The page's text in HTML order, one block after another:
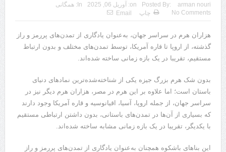
Posted By: arman nouri
on: آوریل 06, 2025 In: همگانی
No Comments
چاپ Email
هزاران هرم در سراسر جهان، به‌عنوان یادگاری از تمدن‌های پررمز و راز
گذشته، از اروپا تا قاره آمریکا، توسط تمدن‌های مختلف و بدون ارتباط
مستقیم، تقریبا در یک بازه زمانی ساخته شده‌اند.
بدون شک هرم بزرگ جیزه یکی از شناخته‌شده‌ترین نمادهای دنیای
باستان است؛ اما علاوه بر این هرم در مصر، هزاران هرم دیگر نیز در
سراسر جهان، از جمله اروپا، آسیا، اقیانوسیه و قاره آمریکا وجود دارند
که بسیاری از آن‌ها در تمدن‌های باستانی، بدون داشتن ارتباطی مستقیم
با یکدیگر، تقریبا در یک بازه زمانی مشابه ساخته شده‌اند.
این بناهای باشکوه همچنان به‌عنوان یادگاری از تمدن‌های پررمز و راز